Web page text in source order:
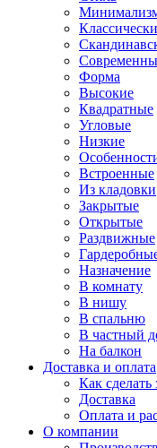
Форма
Высокие
Квадратные
Угловые
Низкие
Встроенные
Из кладовки
Закрытые
Открытые
Раздвижные
Назначение
В комнату
В нишу
В спальню
В частный
На балкон
Доставка и оплата
Как сделать
Доставка
Оплата и
О компании